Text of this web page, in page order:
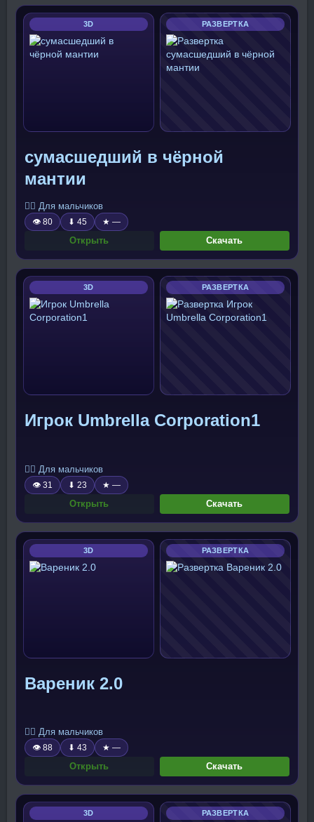
3D РАЗВЕРТКА
сумасшедший в чёрной
мантии
🧍‍♂️ Для мальчиков
👁 80 ⬇ 45 ★ —
Открыть Скачать
3D РАЗВЕРТКА
Игрок Umbrella Corporation1
🧍‍♂️ Для мальчиков
👁 31 ⬇ 23 ★ —
Открыть Скачать
3D РАЗВЕРТКА
Вареник 2.0
🧍‍♂️ Для мальчиков
👁 88 ⬇ 43 ★ —
Открыть Скачать
3D РАЗВЕРТКА